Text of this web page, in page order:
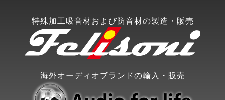
特殊加工吸音材および防音材の製造・販売
海外オーディオブランドの輸入・販売